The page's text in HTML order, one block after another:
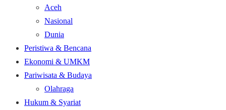
Aceh
Nasional
Dunia
Peristiwa & Bencana
Ekonomi & UMKM
Pariwisata & Budaya
Olahraga
Hukum & Syariat